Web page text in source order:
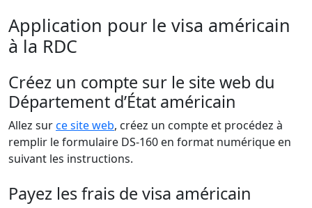
Application pour le visa américain
à la RDC
Créez un compte sur le site web du
Département d’État américain
Allez surce site web, créez un compte et procédez à
remplir le formulaire DS-160 en format numérique en
suivant les instructions.
Payez les frais de visa américain